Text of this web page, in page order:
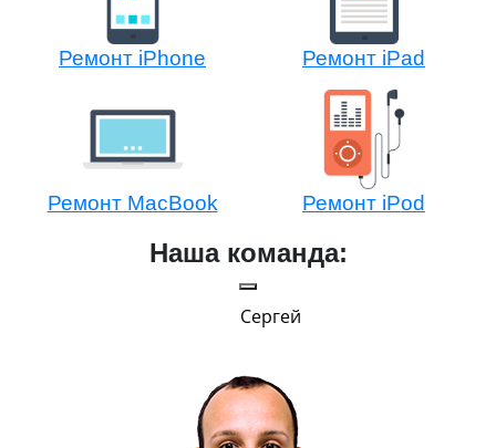
Ремонт iPhone Ремонт iPad
Ремонт MacBook Ремонт iPod
Наша команда:
Сергей